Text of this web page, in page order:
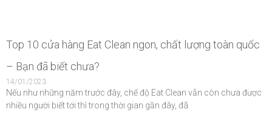
Top 10 cửa hàng Eat Clean ngon, chất lượng toàn quốc
– Bạn đã biết chưa?
14/01/2023
Nếu như những năm trước đây, chế độ Eat Clean vẫn còn chưa được
nhiều người biết tới thì trong thời gian gần đây, đã